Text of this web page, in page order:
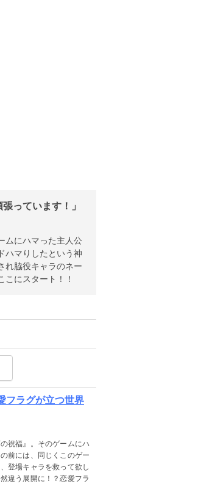
っています！」
ムにハマった主人公
ハマりしたという神
れ脇役キャラのネー
にスタート！！
フラグが立つ世界
祝福』。そのゲームにハ
前には、同じくこのゲー
登場キャラを救って欲し
違う展開に！？恋愛フラ